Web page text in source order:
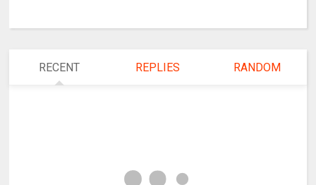
RECENT REPLIES RANDOM